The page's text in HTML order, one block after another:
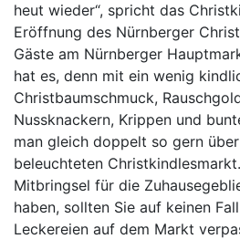
heut wieder“, spricht das
Eröffnung des Nürnberger
Gäste am Nürnberger
hat es, denn mit ein wenig
Christbaumschmuck,
Nussknackern, Krippen und
man gleich doppelt so gern
beleuchteten
Mitbringsel für die
haben, sollten Sie auf keinen
Leckereien auf dem Markt